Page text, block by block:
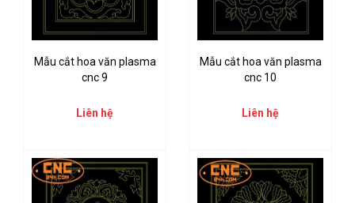
Mẫu cắt hoa văn plasma
cnc 9
Liên hệ
Mẫu cắt hoa văn plasma
cnc 10
Liên hệ